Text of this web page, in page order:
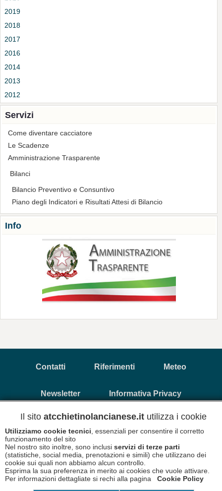
2019
2018
2017
2016
2014
2013
2012
Servizi
Come diventare cacciatore
Le Scadenze
Amministrazione Trasparente
Bilanci
Bilancio Preventivo e Consuntivo
Piano degli Indicatori e Risultati Attesi di Bilancio
Info
Contatti Riferimenti Meteo
Newsletter Informativa Privacy
Copyright © 2026 A.T.C. Chietino Lancianese - P.Iva
93017880696
Disclaimer
Informativa Cookies
Il sito atcchietinolancianese.it utilizza i cookie
Utilizziamo cookie tecnici , essenziali per consentire il corretto
funzionamento del sito
Nel nostro sito inoltre, sono inclusi servizi di terze parti
(statistiche, social media, prenotazioni e simili) che utilizzano dei
cookie sui quali non abbiamo alcun controllo.
Esprima la sua preferenza in merito ai cookies che vuole attivare.
Per informazioni dettagliate si rechi alla pagina
Cookie Policy